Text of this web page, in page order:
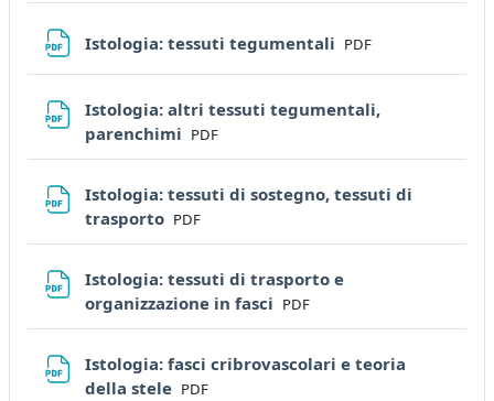
Istologia: tessuti tegumentali File
PDF
Istologia: altri tessuti tegumentali,
parenchimi File
PDF
Istologia: tessuti di sostegno, tessuti di
trasporto File
PDF
Istologia: tessuti di trasporto e
organizzazione in fasci File
PDF
Istologia: fasci cribrovascolari e teoria
della stele File
PDF